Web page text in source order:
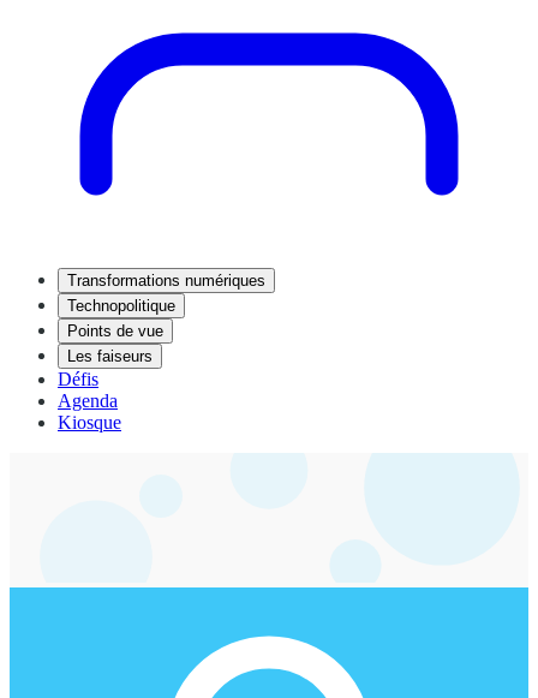
Transformations numériques
Technopolitique
Points de vue
Les faiseurs
Défis
Agenda
Kiosque